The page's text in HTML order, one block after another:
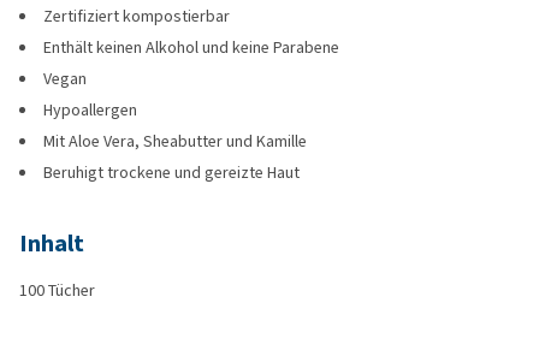
Zertifiziert kompostierbar
Enthält keinen Alkohol und keine Parabene
Vegan
Hypoallergen
Mit Aloe Vera, Sheabutter und Kamille
Beruhigt trockene und gereizte Haut
Inhalt
100 Tücher